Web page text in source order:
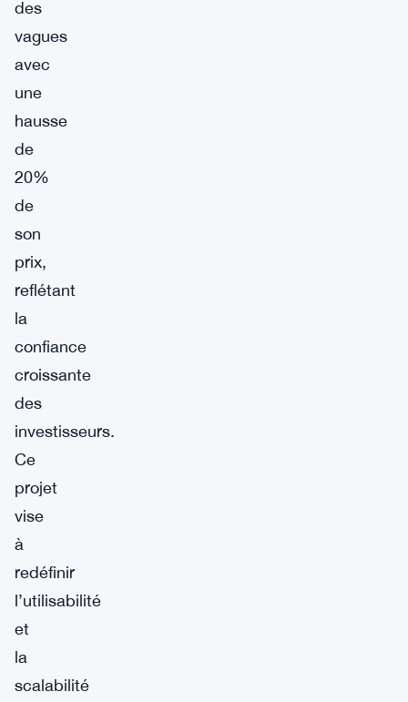
des
vagues
avec
une
hausse
de
20%
de
son
prix,
reflétant
la
confiance
croissante
des
investisseurs.
Ce
projet
vise
à
redéfinir
l’utilisabilité
et
la
scalabilité